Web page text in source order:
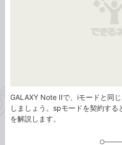
GALAXY Note IIで、iモードと同
しましょう。spモードを契約す
を解説します。